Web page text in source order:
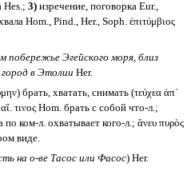
Hes.; 3)изречение, поговорка Eur.,
Hom., Pind., Her., Soph. ἐπιτύμβιος
побережье Эгейского моря, близ
город в Этолии Her.
брать, хватать, снимать (τεύχεα ἀπ᾽
τινος Hom. брать с собой что-л.;
по ком-л. охватывает кого-л.; ἄνευ πυρὸς
виде.
на о-ве Тасос или Фасос) Her.